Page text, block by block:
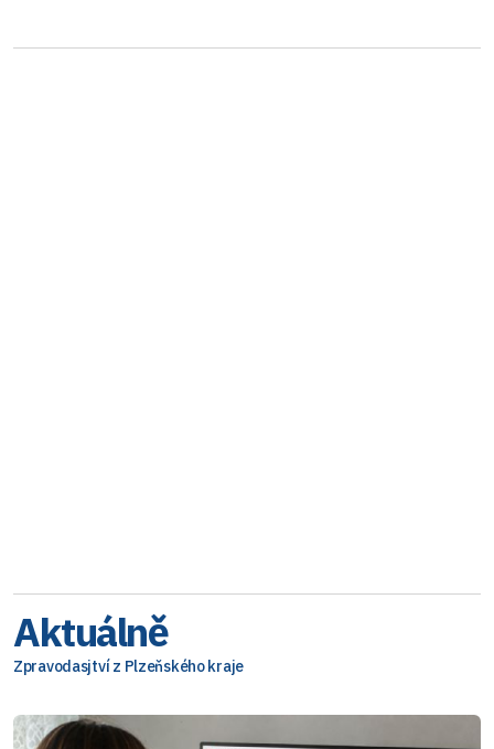
Aktuálně
Zpravodasjtví z Plzeňského kraje